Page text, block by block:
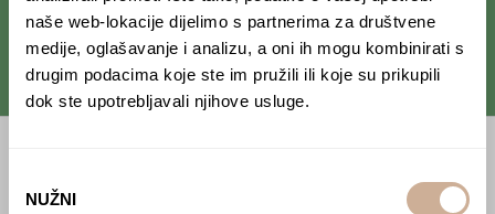
naše web-lokacije dijelimo s partnerima za društvene
medije, oglašavanje i analizu, a oni ih mogu kombinirati s
drugim podacima koje ste im pružili ili koje su prikupili
dok ste upotrebljavali njihove usluge.
pristanka
NUŽNI